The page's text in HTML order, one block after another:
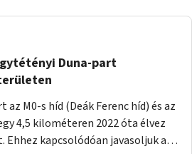
Duna-part
M0-s híd (Deák Ferenc híd) és az
4,5 kilométeren 2022 óta élvez
Ehhez kapcsolódóan javasoljuk a